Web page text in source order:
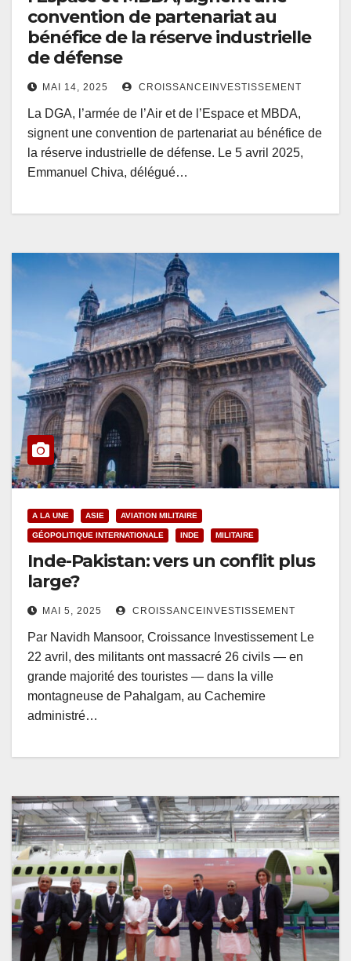
convention de partenariat au
bénéfice de la réserve industrielle
de défense
MAI 14, 2025 CROISSANCEINVESTISSEMENT
La DGA, l’armée de l’Air et de l’Espace et MBDA,
signent une convention de partenariat au bénéfice de
la réserve industrielle de défense. Le 5 avril 2025,
Emmanuel Chiva, délégué…
A LA UNE ASIE AVIATION MILITAIRE
GÉOPOLITIQUE INTERNATIONALE INDE MILITAIRE
Inde-Pakistan: vers un conflit plus
large?
MAI 5, 2025 CROISSANCEINVESTISSEMENT
Par Navidh Mansoor, Croissance Investissement Le
22 avril, des militants ont massacré 26 civils — en
grande majorité des touristes — dans la ville
montagneuse de Pahalgam, au Cachemire
administré…